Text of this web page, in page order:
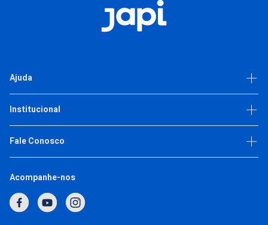
Ajuda
Política de privacidade
Institucional
Fale Conosco
Horário de Atendimento
Segunda a Quinta: 7h às 17h
Acompanhe-nos